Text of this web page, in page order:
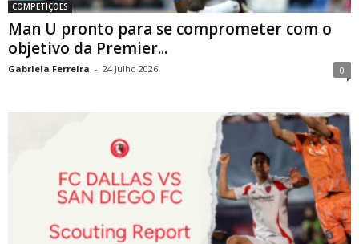
COMPETIÇÕES
Man U pronto para se comprometer com o
objetivo da Premier...
Gabriela Ferreira - 24 Julho 2026 0